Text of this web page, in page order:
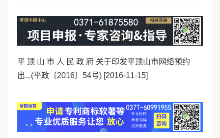
平 顶 山 市 人 民 政 府 关于印发平顶山市网络预约
出...(平政〔2016〕54号) [2016-11-15]